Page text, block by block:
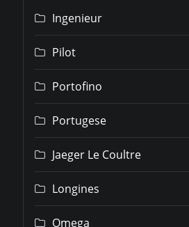
Ingenieur
Pilot
Portofino
Portugese
Jaeger Le Coultre
Longines
Omega